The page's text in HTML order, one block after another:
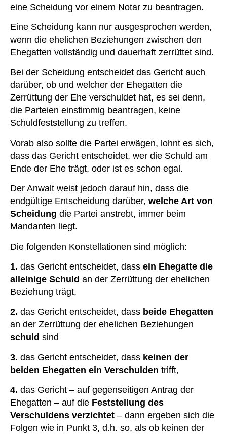
eine Scheidung vor einem Notar zu beantragen.
Eine Scheidung kann nur ausgesprochen werden,
wenn die ehelichen Beziehungen zwischen den
Ehegatten vollständig und dauerhaft zerrüttet sind.
Bei der Scheidung entscheidet das Gericht auch
darüber, ob und welcher der Ehegatten die
Zerrüttung der Ehe verschuldet hat, es sei denn,
die Parteien einstimmig beantragen, keine
Schuldfeststellung zu treffen.
Vorab also sollte die Partei erwägen, lohnt es sich,
dass das Gericht entscheidet, wer die Schuld am
Ende der Ehe trägt, oder ist es schon egal.
Der Anwalt weist jedoch darauf hin, dass die
endgültige Entscheidung darüber, welche Art von
Scheidung die Partei anstrebt, immer beim
Mandanten liegt.
Die folgenden Konstellationen sind möglich:
1. das Gericht entscheidet, dass ein Ehegatte die
alleinige Schuld an der Zerrüttung der ehelichen
Beziehung trägt,
2. das Gericht entscheidet, dass beide Ehegatten
an der Zerrüttung der ehelichen Beziehungen
schuld sind
3. das Gericht entscheidet, dass keinen der
beiden Ehegatten ein Verschulden trifft,
4. das Gericht – auf gegenseitigen Antrag der
Ehegatten – auf die Feststellung des
Verschuldens verzichtet – dann ergeben sich die
Folgen wie in Punkt 3, d.h. so, als ob keinen der